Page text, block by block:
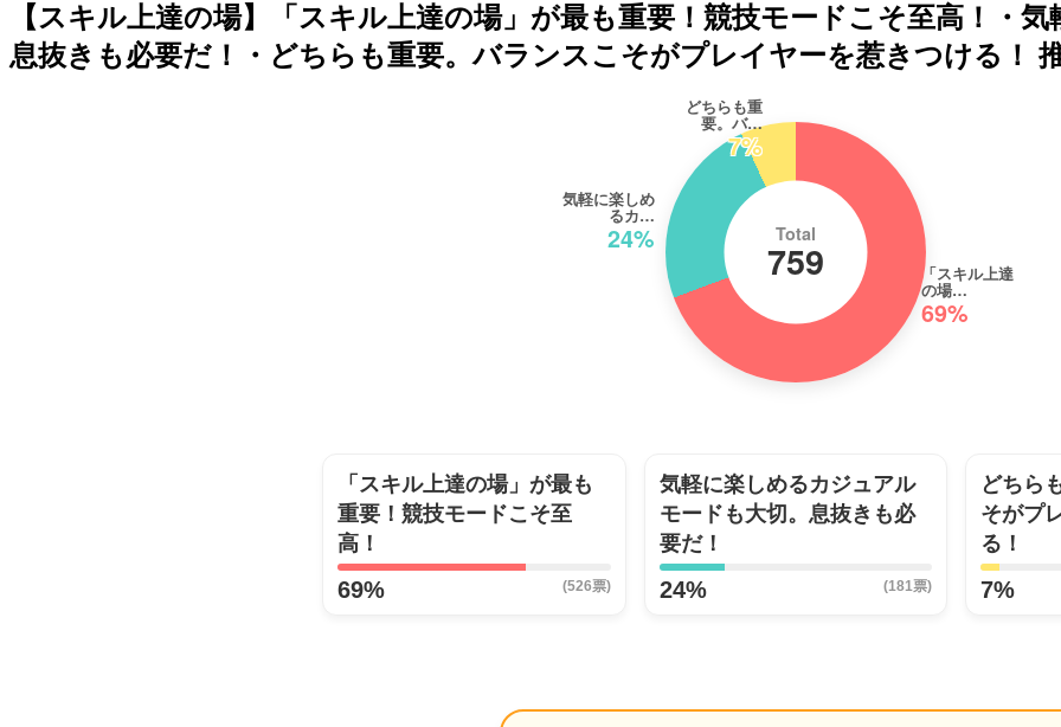
【スキル上達の場】「スキル上達の場」が最も重要！競技モードこそ至高！・
息抜きも必要だ！・どちらも重要。バランスこそがプレイヤーを惹きつける！
「スキル上達
の場…
69%
気軽に楽しめ
るカ…
24%
どちらも重
要。バ…
7%
Total
759
「スキル上達の場」が最も
重要！競技モードこそ至
高！
69% (526票)
気軽に楽しめるカジュアル
モードも大切。息抜きも必
要だ！
24% (181票)
どちら
そがプ
る！
7%